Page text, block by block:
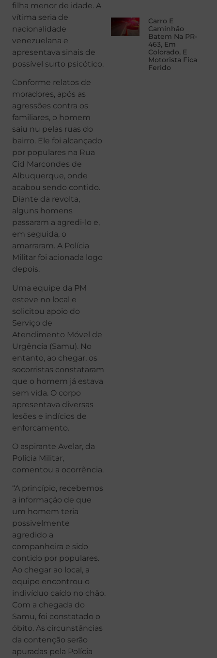
filha menor de idade. A
vítima seria de
nacionalidade
venezuelana e
apresentava sinais de
possível surto psicótico.
Conforme relatos de
moradores, após as
agressões contra os
familiares, o homem
saiu nu pelas ruas do
bairro. Ele foi alcançado
por populares na Rua
Cid Marcondes de
Albuquerque, onde
acabou sendo contido.
Diante da revolta,
alguns homens
passaram a agredi-lo e,
em seguida, o
amarraram. A Polícia
Militar foi acionada logo
depois.
Uma equipe da PM
esteve no local e
solicitou apoio do
Serviço de
Atendimento Móvel de
Urgência (Samu). No
entanto, ao chegar, os
socorristas constataram
que o homem já estava
sem vida. O corpo
apresentava diversas
lesões e indícios de
enforcamento.
O aspirante Avelar, da
Polícia Militar,
comentou a ocorrência.
“A princípio, recebemos
a informação de que
um homem teria
possivelmente
agredido a
companheira e sido
contido por populares.
Ao chegar ao local, a
equipe encontrou o
indivíduo caído no chão.
Com a chegada do
Samu, foi constatado o
óbito. As circunstâncias
da contenção serão
apuradas pela Polícia
Carro E
Caminhão
Batem Na PR-
463, Em
Colorado, E
Motorista Fica
Ferido